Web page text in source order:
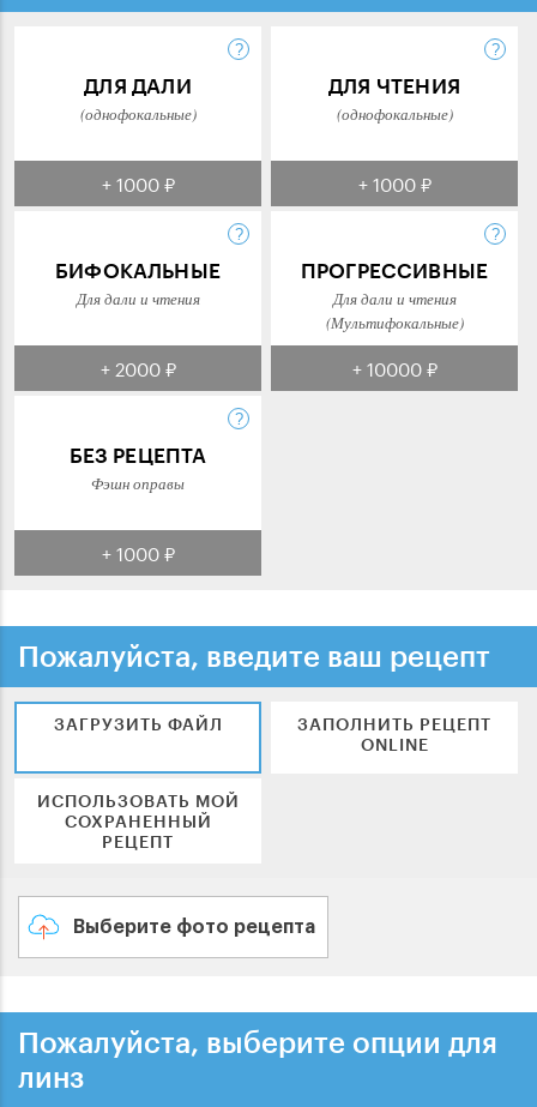
ДЛЯ ДАЛИ
(однофокальные)
+ 1000 ₽
ДЛЯ ЧТЕНИЯ
(однофокальные)
+ 1000 ₽
БИФОКАЛЬНЫЕ
Для дали и чтения
+ 2000 ₽
ПРОГРЕССИВНЫЕ
Для дали и чтения
(Мультифокальные)
+ 10000 ₽
БЕЗ РЕЦЕПТА
Фэшн оправы
+ 1000 ₽
Пожалуйста, введите ваш рецепт
ЗАГРУЗИТЬ ФАЙЛ
ЗАПОЛНИТЬ РЕЦЕПТ
ONLINE
ИСПОЛЬЗОВАТЬ МОЙ
СОХРАНЕННЫЙ
РЕЦЕПТ
Выберите фото рецепта
Пожалуйста, выберите опции для
линз